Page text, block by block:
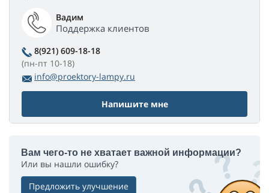
Вадим
Поддержка клиентов
8(921) 609-18-18
(пн-пт 10-18)
info@proektory-lampy.ru
Напишите мне
Вам чего-то не хватает важной информации?
Или вы нашли ошибку?
Предложить улучшение